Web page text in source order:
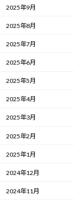
2025年9月
2025年8月
2025年7月
2025年6月
2025年5月
2025年4月
2025年3月
2025年2月
2025年1月
2024年12月
2024年11月